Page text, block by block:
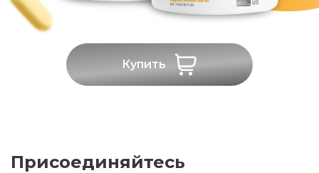
Купить
Присоединяйтесь